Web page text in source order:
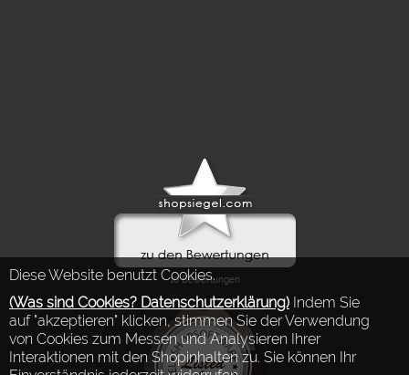
Diese Website benutzt Cookies.
(Was sind Cookies? Datenschutzerklärung) Indem Sie
auf "akzeptieren" klicken, stimmen Sie der Verwendung
von Cookies zum Messen und Analysieren Ihrer
Interaktionen mit den Shopinhalten zu. Sie können Ihr